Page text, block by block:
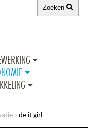
Zoeken
de it girl